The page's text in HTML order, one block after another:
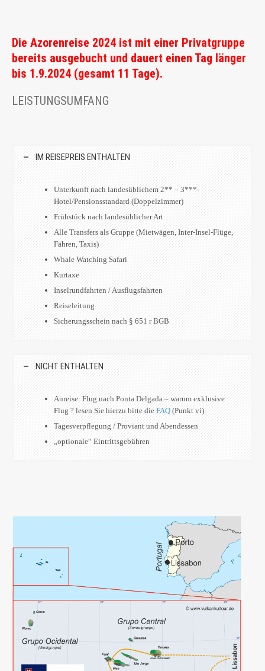
Die Azorenreise 2024 ist mit einer Privatgruppe
bereits ausgebucht und dauert einen Tag länger
bis 1.9.2024 (gesamt 11 Tage).
LEISTUNGSUMFANG
IM REISEPREIS ENTHALTEN
Unterkunft nach landesüblichem 2** – 3***-
Hotel/Pensionsstandard (Doppelzimmer)
Frühstück nach landesüblicher Art
Alle Transfers als Gruppe (Mietwägen, Inter-Insel-Flüge,
Fähren, Taxis)
Whale Watching Safari
Kurtaxe
Inselrundfahrten / Ausflugsfahrten
Reiseleitung
Sicherungsschein nach § 651 r BGB
NICHT ENTHALTEN
Anreise: Flug nach Ponta Delgada – warum exklusive
Flug ? lesen Sie hierzu bitte die FAQ (Punkt vi).
Tagesverpflegung / Proviant und Abendessen
„optionale“ Eintrittsgebühren